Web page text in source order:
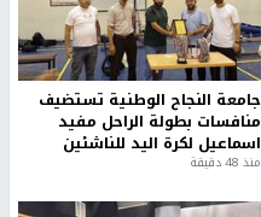
جامعة النجاح الوطنية تستضيف
منافسات بطولة الراحل مفيد
اسماعيل لكرة اليد للناشئين
منذ 48 دقيقة